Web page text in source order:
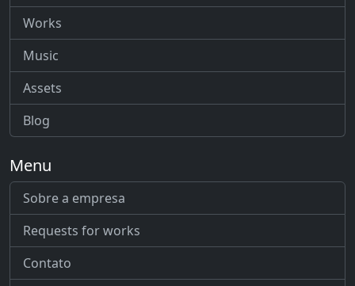
Works
Music
Assets
Blog
Menu
Sobre a empresa
Requests for works
Contato